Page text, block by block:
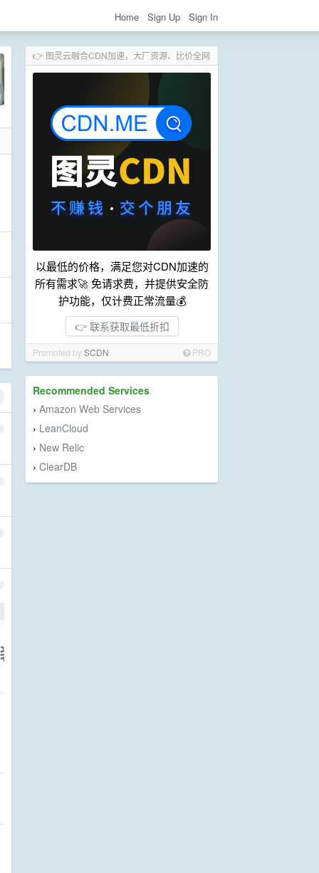
Home Sign Up Sign In
👉 图灵云融合CDN加速，大厂资源、比价全网
以最低的价格，满足您对CDN加速的
所有需求🚀 免请求费，并提供安全防
护功能，仅计费正常流量💰
👉 联系获取最低折扣
Promoted bySCDN PRO
Recommended Services
› Amazon Web Services
› LeanCloud
› New Relic
› ClearDB